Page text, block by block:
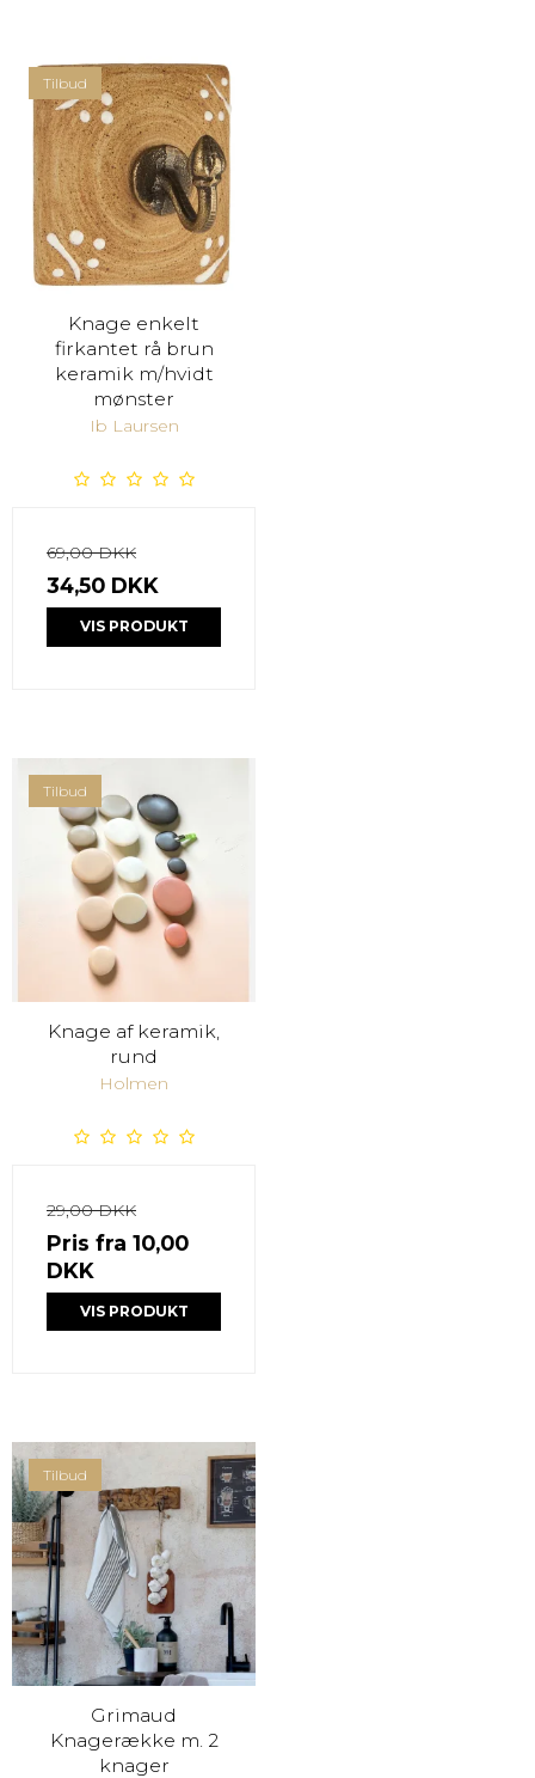
Tilbud
Knage enkelt
firkantet rå brun
keramik m/hvidt
mønster
Ib Laursen
69,00 DKK
34,50 DKK
VIS PRODUKT
Tilbud
Knage af keramik,
rund
Holmen
29,00 DKK
Pris fra 10,00
DKK
VIS PRODUKT
Tilbud
Grimaud
Knagerække m. 2
knager